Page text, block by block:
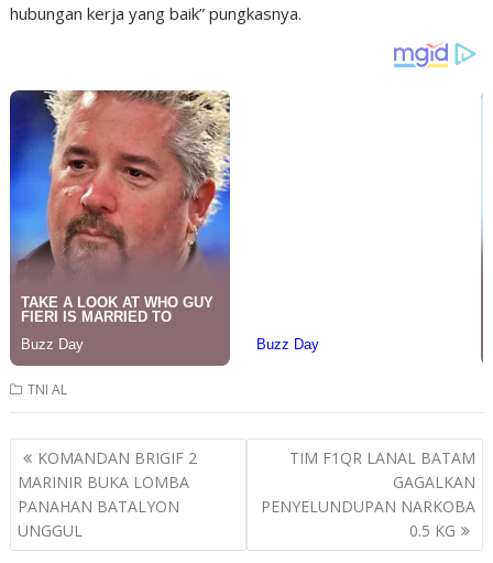
hubungan kerja yang baik” pungkasnya.
TNI AL
Post
navigation
KOMANDAN BRIGIF 2
MARINIR BUKA LOMBA
PANAHAN BATALYON
UNGGUL
TIM F1QR LANAL BATAM
GAGALKAN
PENYELUNDUPAN NARKOBA
0.5 KG